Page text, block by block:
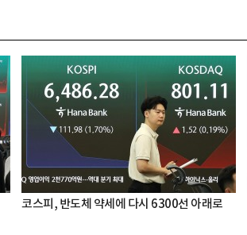
코스피, 반도체 약세에 다시 6300선 아래로